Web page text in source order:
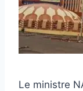
Le ministre